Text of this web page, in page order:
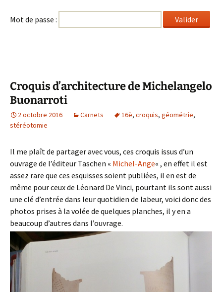
Mot de passe :
Croquis d’architecture de Michelangelo
Buonarroti
2 octobre 2016 Carnets 16è, croquis, géométrie,
stéréotomie
Il me plaît de partager avec vous, ces croquis issus d’un
ouvrage de l’éditeur Taschen « Michel-Ange« , en effet il est
assez rare que ces esquisses soient publiées, il en est de
même pour ceux de Léonard De Vinci, pourtant ils sont aussi
une clé d’entrée dans leur quotidien de labeur, voici donc des
photos prises à la volée de quelques planches, il y en a
beaucoup d’autres dans l’ouvrage.